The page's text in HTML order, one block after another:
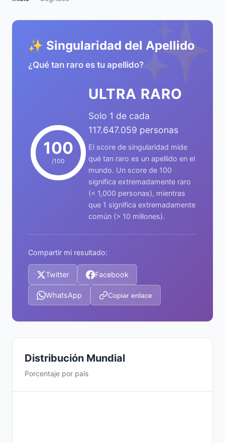
✨
✨ Singularidad del Apellido
¿Qué tan raro es tu apellido?
100
/100
ULTRA RARO
Solo 1 de cada
117.647.059 personas
El score de singularidad mide
qué tan raro es un apellido en el
mundo. Un score de 100
significa extremadamente raro
(< 1,000 personas), mientras
que 1 significa extremadamente
común (> 10 millones).
Compartir mi resultado:
Twitter Facebook
WhatsApp Copiar enlace
Distribución Mundial
Porcentaje por país